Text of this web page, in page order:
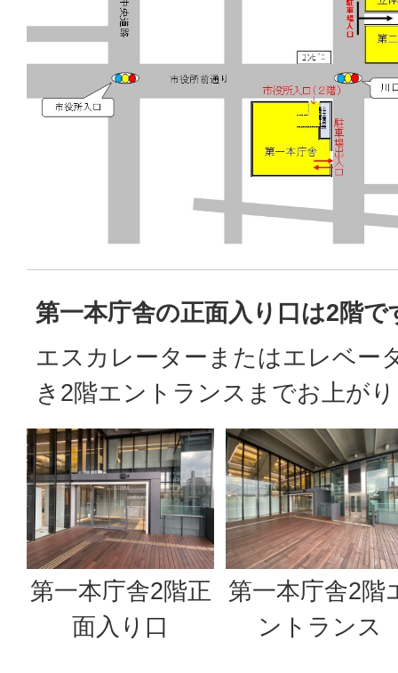
第一本庁舎の正面入り口は2階で
エスカレーターまたはエレベー
き2階エントランスまでお上が
第一本庁舎2階正
面入り口
第一本庁舎2階
ントランス